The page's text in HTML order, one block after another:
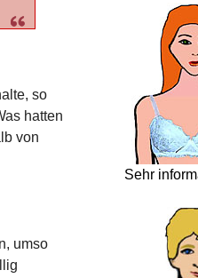
so
hatten
von
umso
Sehr